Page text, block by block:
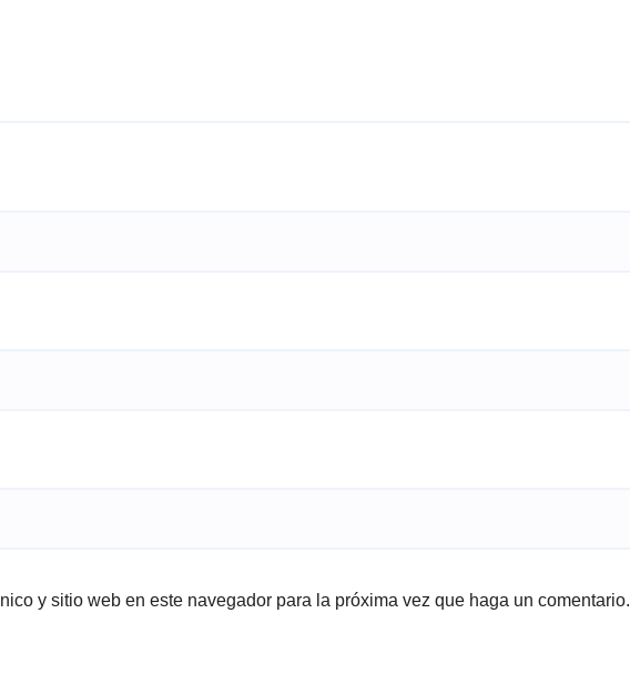
y sitio web en este navegador para la próxima vez que haga un comentario.